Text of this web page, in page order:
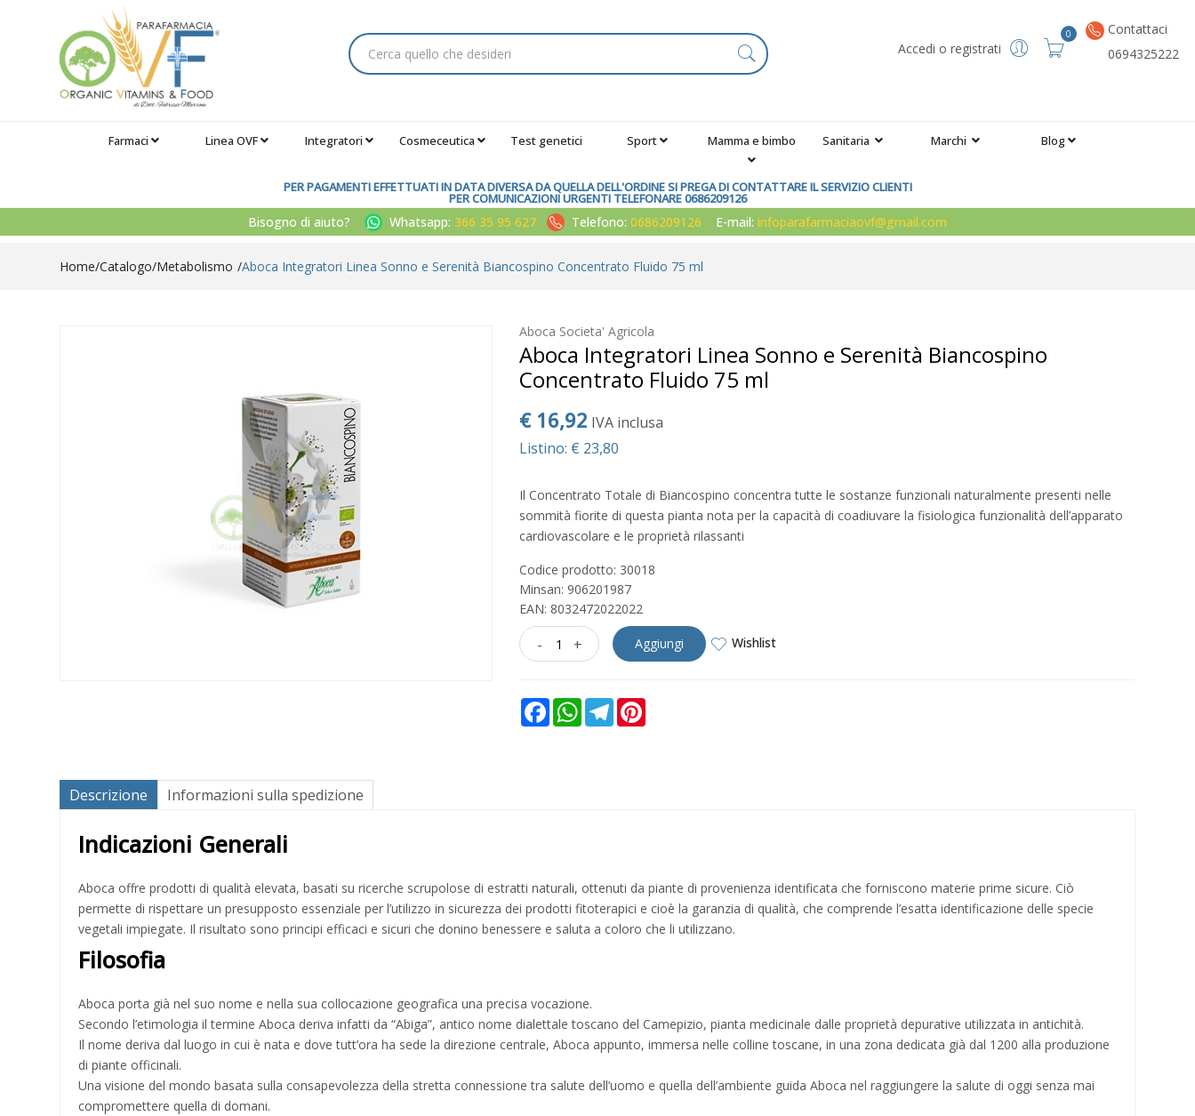
Accedi o registrati
0
Contattaci
0694325222
Farmaci Linea OVF Integratori Cosmeceutica Test genetici Sport Mamma e bimbo Sanitaria Marchi Blog
PER PAGAMENTI EFFETTUATI IN DATA DIVERSA DA QUELLA DELL'ORDINE SI PREGA DI CONTATTARE IL SERVIZIO CLIENTI
PER COMUNICAZIONI URGENTI TELEFONARE 0686209126
Bisogno di aiuto? Whatsapp: 366 35 95 627 Telefono:0686209126 E-mail:infoparafarmaciaovf@gmail.com
Home Catalogo/Metabolismo Aboca Integratori Linea Sonno e Serenità Biancospino Concentrato Fluido 75 ml
Aboca Societa' Agricola
Aboca Integratori Linea Sonno e Serenità Biancospino
Concentrato Fluido 75 ml
€ 16,92 IVA inclusa
Listino: € 23,80
Il Concentrato Totale di Biancospino concentra tutte le sostanze funzionali naturalmente presenti nelle
sommità fiorite di questa pianta nota per la capacità di coadiuvare la fisiologica funzionalità dell’apparato
cardiovascolare e le proprietà rilassanti
Codice prodotto: 30018
Minsan: 906201987
EAN: 8032472022022
- + Aggiungi Wishlist
FacebookWhatsAppTelegramPinterest
Descrizione Informazioni sulla spedizione
Indicazioni Generali
Aboca offre prodotti di qualità elevata, basati su ricerche scrupolose di estratti naturali, ottenuti da piante di provenienza identificata che forniscono materie prime sicure. Ciò
permette di rispettare un presupposto essenziale per l’utilizzo in sicurezza dei prodotti fitoterapici e cioè la garanzia di qualità, che comprende l’esatta identificazione delle specie
vegetali impiegate. Il risultato sono principi efficaci e sicuri che donino benessere e saluta a coloro che li utilizzano.
Filosofia
Aboca porta già nel suo nome e nella sua collocazione geografica una precisa vocazione.
Secondo l’etimologia il termine Aboca deriva infatti da “Abiga”, antico nome dialettale toscano del Camepizio, pianta medicinale dalle proprietà depurative utilizzata in antichità.
Il nome deriva dal luogo in cui è nata e dove tutt’ora ha sede la direzione centrale, Aboca appunto, immersa nelle colline toscane, in una zona dedicata già dal 1200 alla produzione
di piante officinali.
Una visione del mondo basata sulla consapevolezza della stretta connessione tra salute dell’uomo e quella dell’ambiente guida Aboca nel raggiungere la salute di oggi senza mai
compromettere quella di domani.